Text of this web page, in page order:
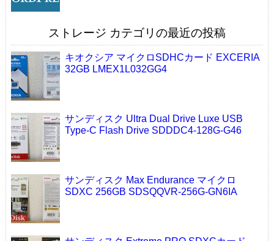
ストレージ カテゴリの最近の投稿
キオクシア マイクロSDHCカード EXCERIA
32GB LMEX1L032GG4
サンディスク Ultra Dual Drive Luxe USB
Type-C Flash Drive SDDDC4-128G-G46
サンディスク Max Endurance マイクロ
SDXC 256GB SDSQQVR-256G-GN6IA